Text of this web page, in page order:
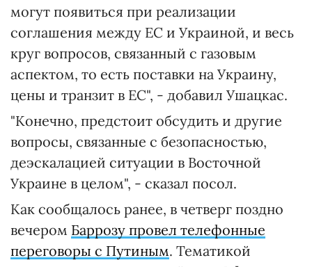
могут появиться при реализации
соглашения между ЕС и Украиной, и весь
круг вопросов, связанный с газовым
аспектом, то есть поставки на Украину,
цены и транзит в ЕС", - добавил Ушацкас.
"Конечно, предстоит обсудить и другие
вопросы, связанные с безопасностью,
деэскалацией ситуации в Восточной
Украине в целом", - сказал посол.
Как сообщалось ранее, в четверг поздно
вечером Баррозу провел телефонные
переговоры с Путиным. Тематикой